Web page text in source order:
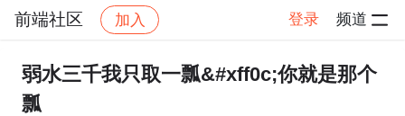
前端社区 加入 登录 频道
社区 前端社区 感慨 帖子详情
弱水三千我只取一瓢&#xff0c;你就是那个
瓢